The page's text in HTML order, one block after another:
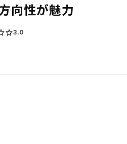
向性が魅力
3.0